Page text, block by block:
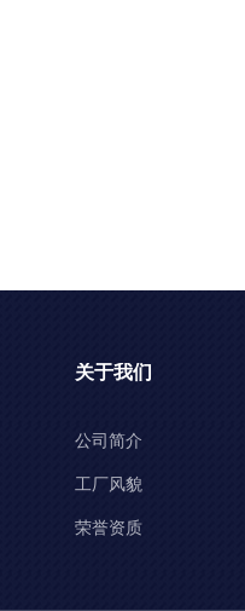
关于我们
公司简介
工厂风貌
荣誉资质